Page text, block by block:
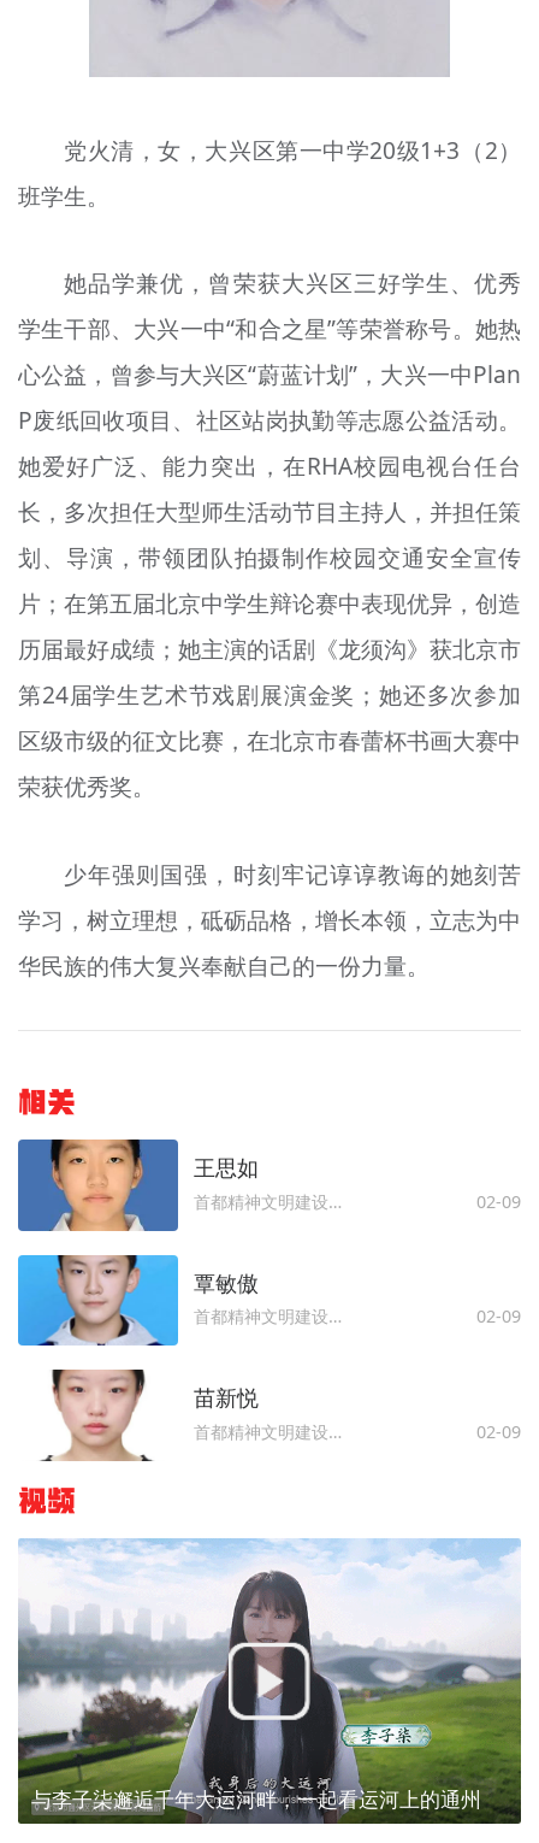
党火清，女，大兴区第一中学20级1+3（2）
班学生。
她品学兼优，曾荣获大兴区三好学生、优秀
学生干部、大兴一中“和合之星”等荣誉称号。她热
心公益，曾参与大兴区“蔚蓝计划”，大兴一中Plan
P废纸回收项目、社区站岗执勤等志愿公益活动。
她爱好广泛、能力突出，在RHA校园电视台任台
长，多次担任大型师生活动节目主持人，并担任策
划、导演，带领团队拍摄制作校园交通安全宣传
片；在第五届北京中学生辩论赛中表现优异，创造
历届最好成绩；她主演的话剧《龙须沟》获北京市
第24届学生艺术节戏剧展演金奖；她还多次参加
区级市级的征文比赛，在北京市春蕾杯书画大赛中
荣获优秀奖。
少年强则国强，时刻牢记谆谆教诲的她刻苦
学习 ，树立理想，砥砺品格，增长本领，立志为中
华民族的伟大复兴奉献自己的一份力量。
相关
王思如
首都精神文明建设委员会办公室 02-09
覃敏傲
首都精神文明建设委员会办公室 02-09
苗新悦
首都精神文明建设委员会办公室 02-09
视频
与李子柒邂逅千年大运河畔，一起看运河上的通州